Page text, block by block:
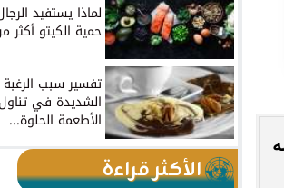
لماذا يستفيد
حمية الكيتو أكثر
تفسير سبب الرغبة
الشديدة في تناول
الأطعمة الحلوة...
الأكثر قراءة